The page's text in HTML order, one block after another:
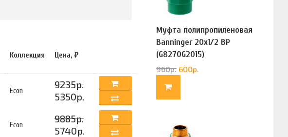
Коллекция Цена, ₽
Econ
9235р.
5350р.
Econ
9885р.
5740р.
Муфта полипропиленовая
Banninger 20х1/2 ВР
(G8270G2015)
960р. 600р.